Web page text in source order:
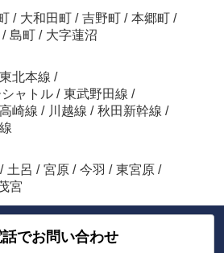
/ 大和田町 / 吉野町 / 本郷町 /
/ 島町 / 大字蓮沼
東北本線 /
ャトル / 東武野田線 /
高崎線 / 川越線 / 秋田新幹線 /
/ 土呂 / 宮原 / 今羽 / 東宮原 /
宮
話でお問い合わせ